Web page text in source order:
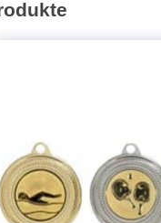
Menge